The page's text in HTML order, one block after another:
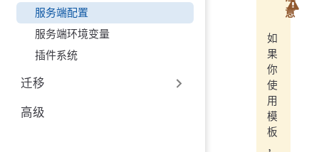
服务端配置
服务端环境变量
插件系统
迁移
高级
意
如
果
你
使
用
模
板
，